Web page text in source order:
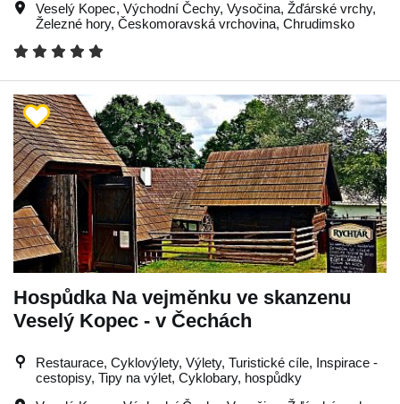
Veselý Kopec, Východní Čechy, Vysočina, Žďárské vrchy,
Železné hory, Českomoravská vrchovina, Chrudimsko
Hospůdka Na vejměnku ve skanzenu
Veselý Kopec - v Čechách
Restaurace, Cyklovýlety, Výlety, Turistické cíle, Inspirace -
cestopisy, Tipy na výlet, Cyklobary, hospůdky